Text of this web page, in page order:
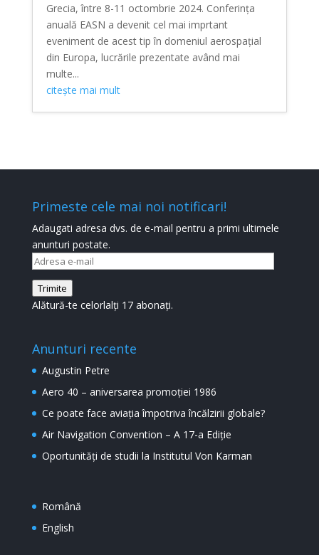
Grecia, între 8-11 octombrie 2024. Conferința
anuală EASN a devenit cel mai imprtant
eveniment de acest tip în domeniul aerospațial
din Europa, lucrările prezentate având mai
multe...
citește mai mult
Primeste cele mai noi notificari!
Adaugati adresa dvs. de e-mail pentru a primi ultimele
anunturi postate.
Adresa
e-
mail
Trimite
Alătură-te celorlalți 17 abonați.
Anunturi recente
Augustin Petre
Aero 40 – aniversarea promoției 1986
Ce poate face aviația împotriva încălzirii globale?
Air Navigation Convention – A 17-a Ediție
Oportunități de studii la Institutul Von Karman
Română
English